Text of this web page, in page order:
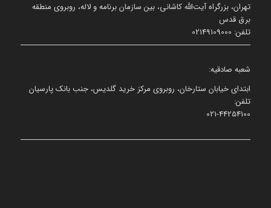
تهران، بزرگراه آیت‌الله کاشانی، بین سازمان برنامه و لاله، روبروی منطقه
برق قدس
تلفن: 02149109000
شعبه صادقیه:
ابتدای خیابان ستارخان، روبروی مرکز خرید گلدیس، جنب بانک پارسیان
تلفن:
021-44254100